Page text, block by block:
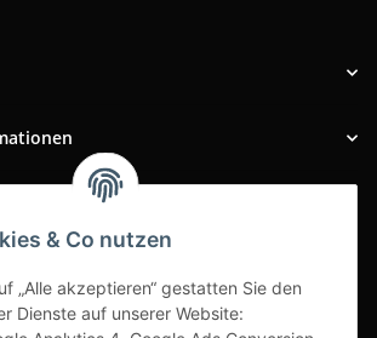
& Co nutzen
„Alle akzeptieren“ gestatten Sie den
Dienste auf unserer Website: